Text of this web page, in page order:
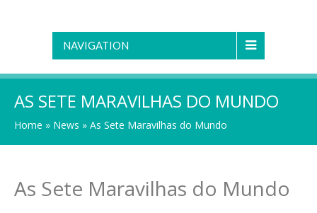
NAVIGATION
AS SETE MARAVILHAS DO MUNDO
Home » News » As Sete Maravilhas do Mundo
As Sete Maravilhas do Mundo